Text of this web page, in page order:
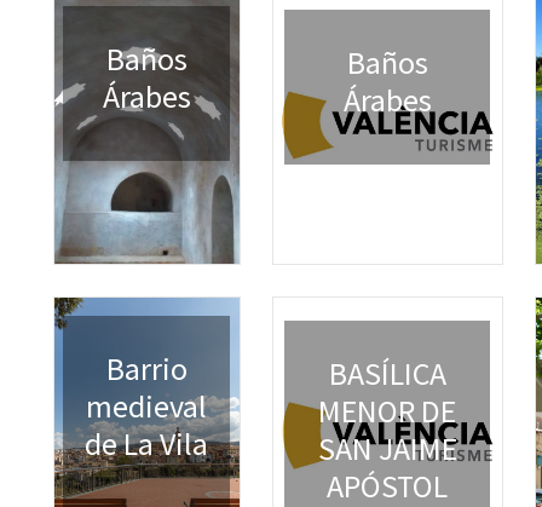
Baños
Árabes
Baños
Árabes
Barrio
medieval
de La Vila
BASÍLICA
MENOR DE
SAN JAIME
APÓSTOL